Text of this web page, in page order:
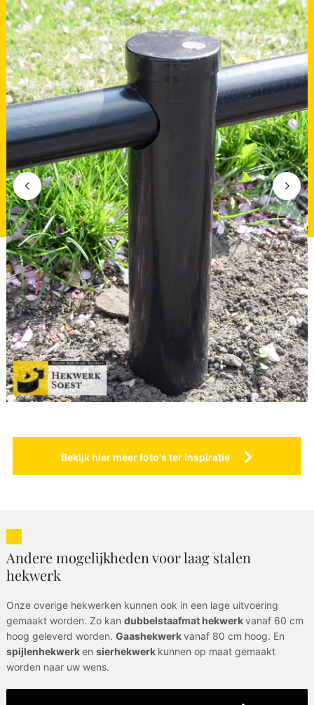
Bekijk hier meer foto's ter inspiratie
Andere mogelijkheden voor laag stalen
hekwerk
Onze overige hekwerken kunnen ook in een lage uitvoering
gemaakt worden. Zo kan dubbelstaafmat hekwerkvanaf 60 cm
hoog geleverd worden. Gaashekwerkvanaf 80 cm hoog. En
spijlenhekwerken sierhekwerk kunnen op maat gemaakt
worden naar uw wens.